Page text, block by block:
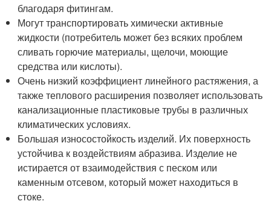
благодаря фитингам.
Могут транспортировать химически активные
жидкости (потребитель может без всяких проблем
сливать горючие материалы, щелочи, моющие
средства или кислоты).
Очень низкий коэффициент линейного растяжения, а
также теплового расширения позволяет использовать
канализационные пластиковые трубы в различных
климатических условиях.
Большая износостойкость изделий. Их поверхность
устойчива к воздействиям абразива. Изделие не
истирается от взаимодействия с песком или
каменным отсевом, который может находиться в
стоке.